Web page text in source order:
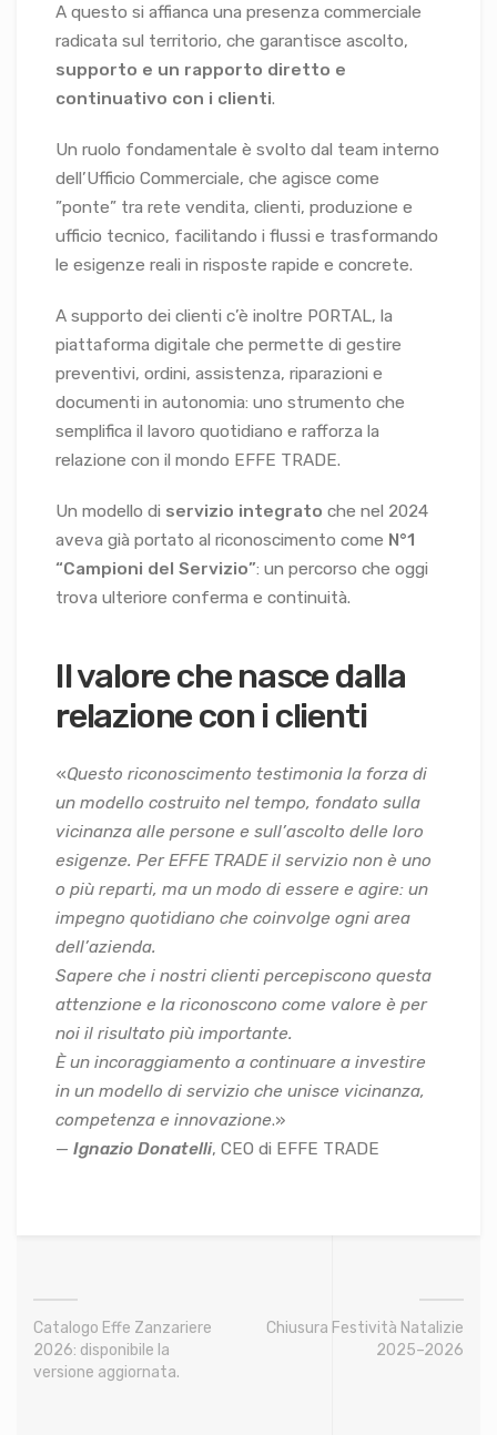
A questo si affianca una presenza commerciale
radicata sul territorio, che garantisce ascolto,
supporto e un rapporto diretto e
continuativo con i clienti.
Un ruolo fondamentale è svolto dal team interno
dell’Ufficio Commerciale, che agisce come
”ponte” tra rete vendita, clienti, produzione e
ufficio tecnico, facilitando i flussi e trasformando
le esigenze reali in risposte rapide e concrete.
A supporto dei clienti c’è inoltre PORTAL, la
piattaforma digitale che permette di gestire
preventivi, ordini, assistenza, riparazioni e
documenti in autonomia: uno strumento che
semplifica il lavoro quotidiano e rafforza la
relazione con il mondo EFFE TRADE.
Un modello di servizio integrato che nel 2024
aveva già portato al riconoscimento come N°1
“Campioni del Servizio”: un percorso che oggi
trova ulteriore conferma e continuità.
Il valore che nasce dalla
relazione con i clienti
«Questo riconoscimento testimonia la forza di
un modello costruito nel tempo, fondato sulla
vicinanza alle persone e sull’ascolto delle loro
esigenze. Per EFFE TRADE il servizio non è uno
o più reparti, ma un modo di essere e agire: un
impegno quotidiano che coinvolge ogni area
dell’azienda.
Sapere che i nostri clienti percepiscono questa
attenzione e la riconoscono come valore è per
noi il risultato più importante.
È un incoraggiamento a continuare a investire
in un modello di servizio che unisce vicinanza,
competenza e innovazione.»
— Ignazio Donatelli, CEO di EFFE TRADE
Catalogo Effe Zanzariere
2026: disponibile la
versione aggiornata.
Chiusura Festività Natalizie
2025–2026